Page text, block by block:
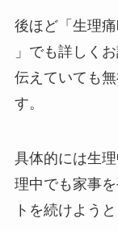
後ほど「生理
」でも詳しく
伝えていても
す。
具体的には生
理中でも家事
トを続けよう